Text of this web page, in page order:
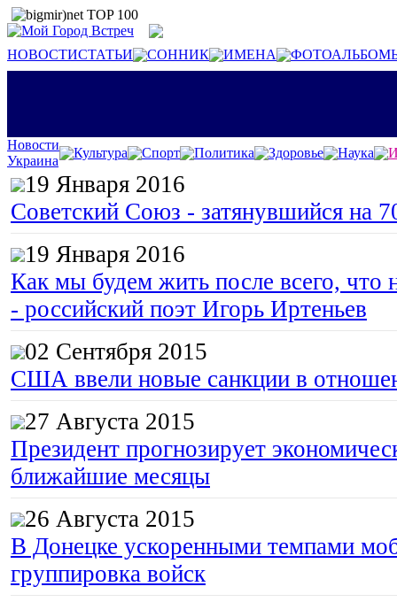
НОВОСТИСТАТЬИ СОННИК ИМЕНА
Новости
Украина
Культура Спорт Политика Здоровье Наука
19 Января 2016
Советский Союз - затянувшийся на
19 Января 2016
Как мы будем жить после всего, что
- российский поэт Игорь Иртеньев
02 Сентября 2015
США ввели новые санкции в
27 Августа 2015
Президент прогнозирует
ближайшие месяцы
26 Августа 2015
В Донецке ускоренными темпами
группировка войск